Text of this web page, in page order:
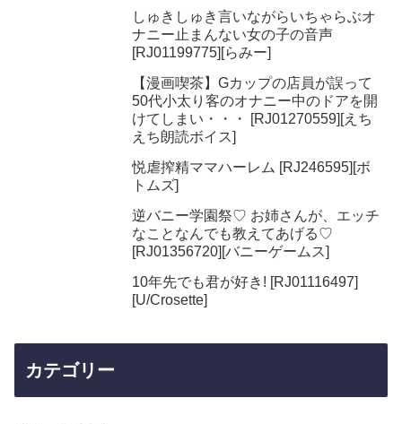
しゅきしゅき言いながらいちゃらぶオ
ナニー止まんない女の子の音声
[RJ01199775][らみー]
【漫画喫茶】Gカップの店員が誤って
50代小太り客のオナニー中のドアを開
けてしまい・・・ [RJ01270559][えち
えち朗読ボイス]
悦虐搾精ママハーレム [RJ246595][ボ
トムズ]
逆バニー学園祭♡ お姉さんが、エッチ
なことなんでも教えてあげる♡
[RJ01356720][バニーゲームス]
10年先でも君が好き! [RJ01116497]
[U/Crosette]
カテゴリー